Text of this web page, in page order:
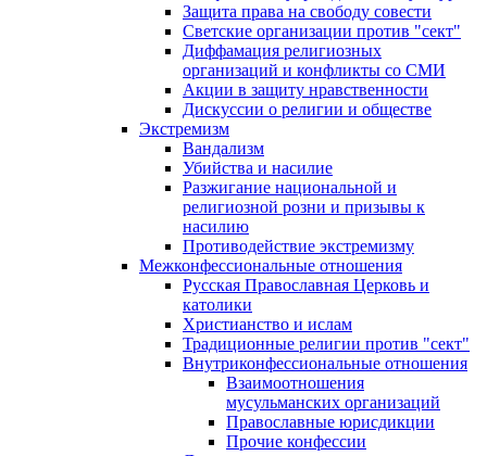
Защита права на свободу совести
Светские организации против "сект"
Диффамация религиозных
организаций и конфликты со СМИ
Акции в защиту нравственности
Дискуссии о религии и обществе
Экстремизм
Вандализм
Убийства и насилие
Разжигание национальной и
религиозной розни и призывы к
насилию
Противодействие экстремизму
Межконфессиональные отношения
Русская Православная Церковь и
католики
Христианство и ислам
Традиционные религии против "сект"
Внутриконфессиональные отношения
Взаимоотношения
мусульманских организаций
Православные юрисдикции
Прочие конфессии